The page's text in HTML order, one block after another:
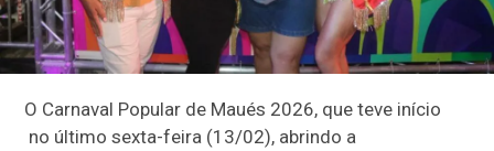
O Carnaval Popular de Maués 2026, que teve início
no último sexta-feira (13/02), abrindo a